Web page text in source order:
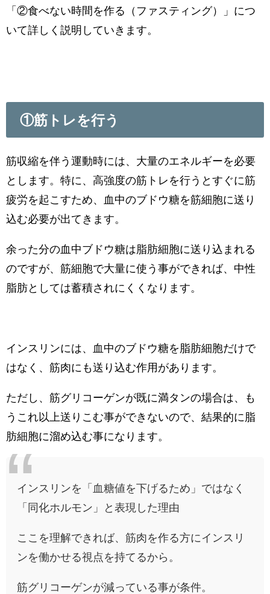
「②食べない時間を作る（ファスティング）」につ
いて詳しく説明していきます。
①筋トレを行う
筋収縮を伴う運動時には、大量のエネルギーを必要
とします。特に、高強度の筋トレを行うとすぐに筋
疲労を起こすため、血中のブドウ糖を筋細胞に送り
込む必要が出てきます。
余った分の血中ブドウ糖は脂肪細胞に送り込まれる
のですが、筋細胞で大量に使う事ができれば、中性
脂肪としては蓄積されにくくなります。
インスリンには、血中のブドウ糖を脂肪細胞だけで
はなく、筋肉にも送り込む作用があります。
ただし、筋グリコーゲンが既に満タンの場合は、も
うこれ以上送りこむ事ができないので、結果的に脂
肪細胞に溜め込む事になります。
インスリンを「血糖値を下げるため」ではなく
「同化ホルモン」と表現した理由
ここを理解できれば、筋肉を作る方にインスリ
ンを働かせる視点を持てるから。
筋グリコーゲンが減っている事が条件。